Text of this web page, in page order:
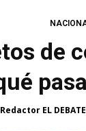
de
Redactor EL DEBATE